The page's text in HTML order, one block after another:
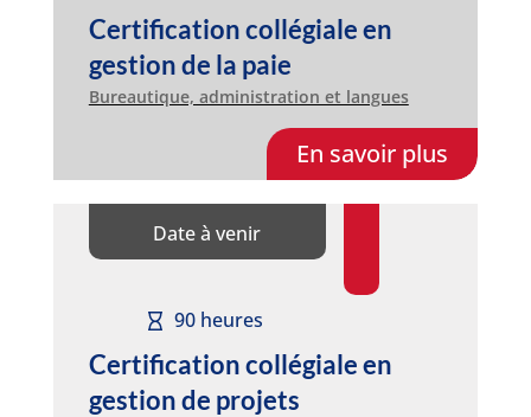
Certification collégiale en
gestion de la paie
Bureautique, administration et langues
En savoir plus
Date à venir
90 heures
Certification collégiale en
gestion de projets